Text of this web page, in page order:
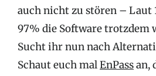
auch nicht zu stören – Laut
97% die Software trotzdem
Sucht ihr nun nach
Schaut euch malEnPassan,